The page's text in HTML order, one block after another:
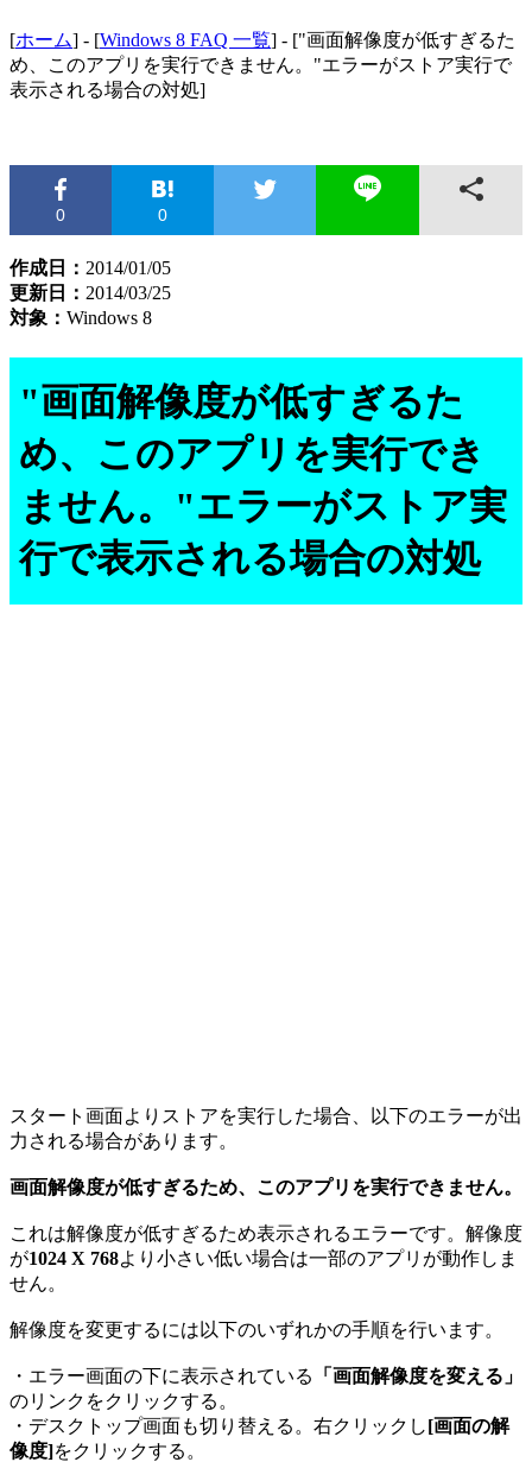
[ホーム] - [Windows 8 FAQ 一覧] - ["画面解像度が低すぎるた
め、このアプリを実行できません。"エラーがストア実行で
表示される場合の対処]
0 0
作成日： 2014/01/05
更新日： 2014/03/25
対象： Windows 8
"画面解像度が低すぎるた
め、このアプリを実行でき
ません。"エラーがストア実
行で表示される場合の対処
スタート画面よりストアを実行した場合、以下のエラーが出
力される場合があります。
画面解像度が低すぎるため、このアプリを実行できません。
これは解像度が低すぎるため表示されるエラーです。解像度
が1024 X 768より小さい低い場合は一部のアプリが動作しま
せん。
解像度を変更するには以下のいずれかの手順を行います。
・エラー画面の下に表示されている
「画面解像度を変える」
のリンクをクリックする。
・デスクトップ画面も切り替える。右クリックし[画面の解
像度]をクリックする。